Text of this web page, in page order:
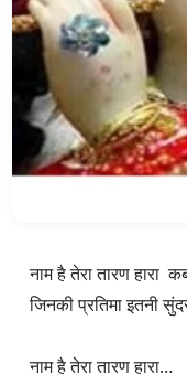
नाम है तेरा तारण हारा
जिनकी प्रतिमा इतनी
नाम है तेरा तारण हारा…